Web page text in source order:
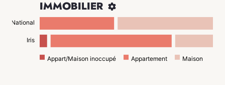
IMMOBILIER 
National
Iris
Appart/Maison inoccupé Appartement Maison